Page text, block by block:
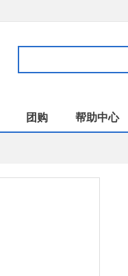
团购 帮助中心